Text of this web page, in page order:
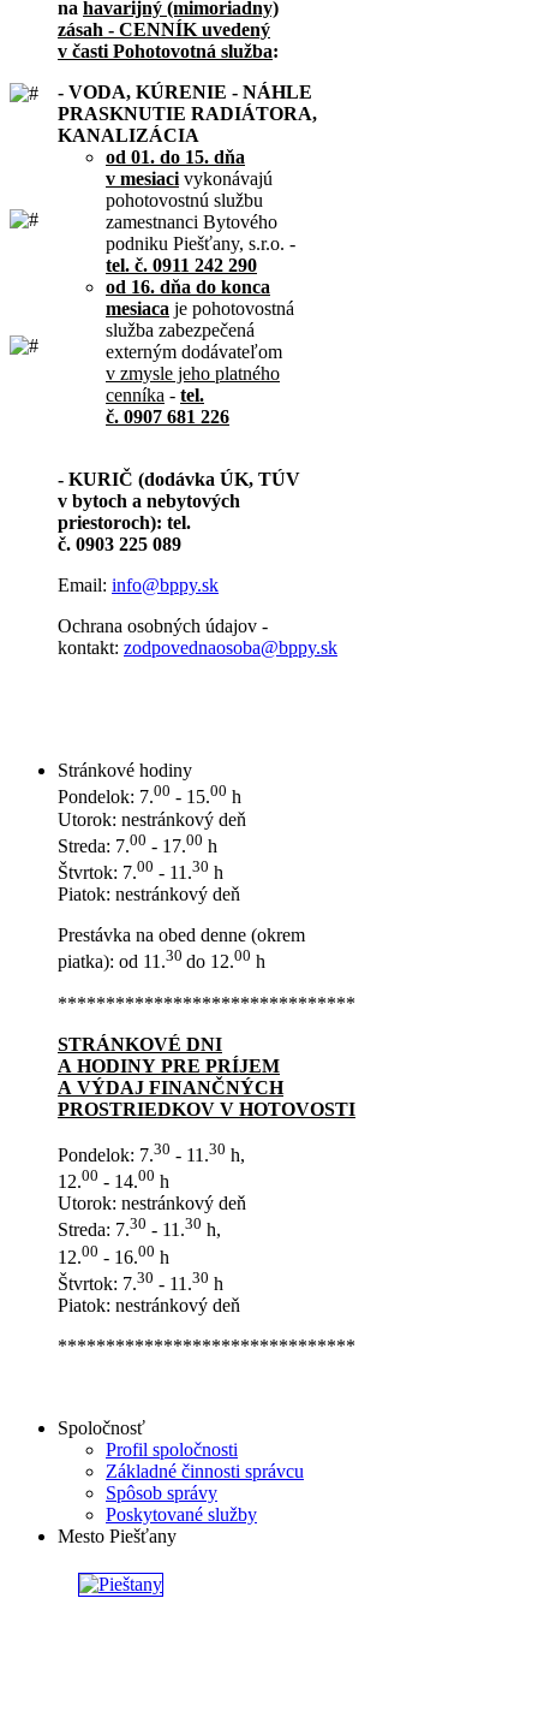
na havarijný (mimoriadny)
zásah - CENNÍK uvedený
v časti Pohotovotná služba:
- VODA, KÚRENIE - NÁHLE
PRASKNUTIE RADIÁTORA,
KANALIZÁCIA
od 01. do 15. dňa
v mesiaci vykonávajú
pohotovostnú službu
zamestnanci Bytového
podniku Piešťany, s.r.o. -
tel. č. 0911 242 290
od 16. dňa do konca
mesiaca je pohotovostná
služba zabezpečená
externým dodávateľom
v zmysle jeho platného
cenníka - tel.
č. 0907 681 226
- KURIČ (dodávka ÚK, TÚV
v bytoch a nebytových
priestoroch): tel.
č. 0903 225 089
Email: info@bppy.sk
Ochrana osobných údajov -
kontakt: zodpovednaosoba@bppy.sk
Stránkové hodiny
Pondelok: 7.00 - 15.00 h
Utorok: nestránkový deň
Streda: 7.00 - 17.00 h
Štvrtok: 7.00 - 11.30 h
Piatok: nestránkový deň
Prestávka na obed denne (okrem
piatka): od 11.30 do 12.00 h
*******************************
STRÁNKOVÉ DNI
A HODINY PRE PRÍJEM
A VÝDAJ FINANČNÝCH
PROSTRIEDKOV V HOTOVOSTI
Pondelok: 7.30 - 11.30 h,
12.00 - 14.00 h
Utorok: nestránkový deň
Streda: 7.30 - 11.30 h,
12.00 - 16.00 h
Štvrtok: 7.30 - 11.30 h
Piatok: nestránkový deň
*******************************
Spoločnosť
Profil spoločnosti
Základné činnosti správcu
Spôsob správy
Poskytované služby
Mesto Piešťany